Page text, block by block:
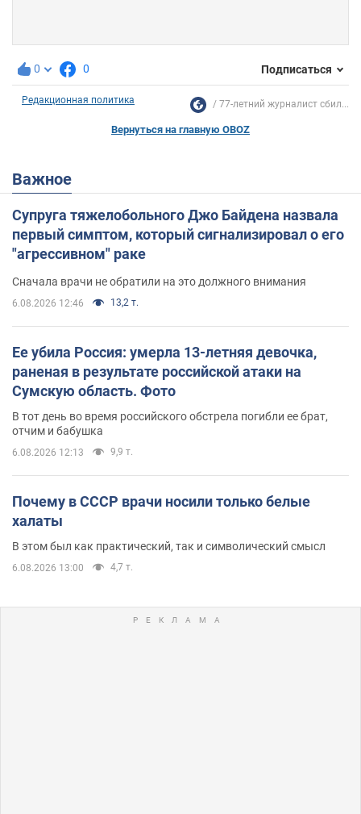
0 0 Подписаться
Редакционная политика 77-летний журналист сбил...
Вернуться на главную OBOZ
Важное
Супруга тяжелобольного Джо Байдена назвала
первый симптом, который сигнализировал о его
"агрессивном" раке
Сначала врачи не обратили на это должного внимания
6.08.2026 12:46 13,2 т.
Ее убила Россия: умерла 13-летняя девочка,
раненая в результате российской атаки на
Сумскую область. Фото
В тот день во время российского обстрела погибли ее брат,
отчим и бабушка
6.08.2026 12:13 9,9 т.
Почему в СССР врачи носили только белые
халаты
В этом был как практический, так и символический смысл
6.08.2026 13:00 4,7 т.